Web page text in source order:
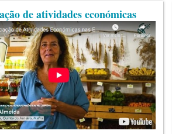
de atividades económicas